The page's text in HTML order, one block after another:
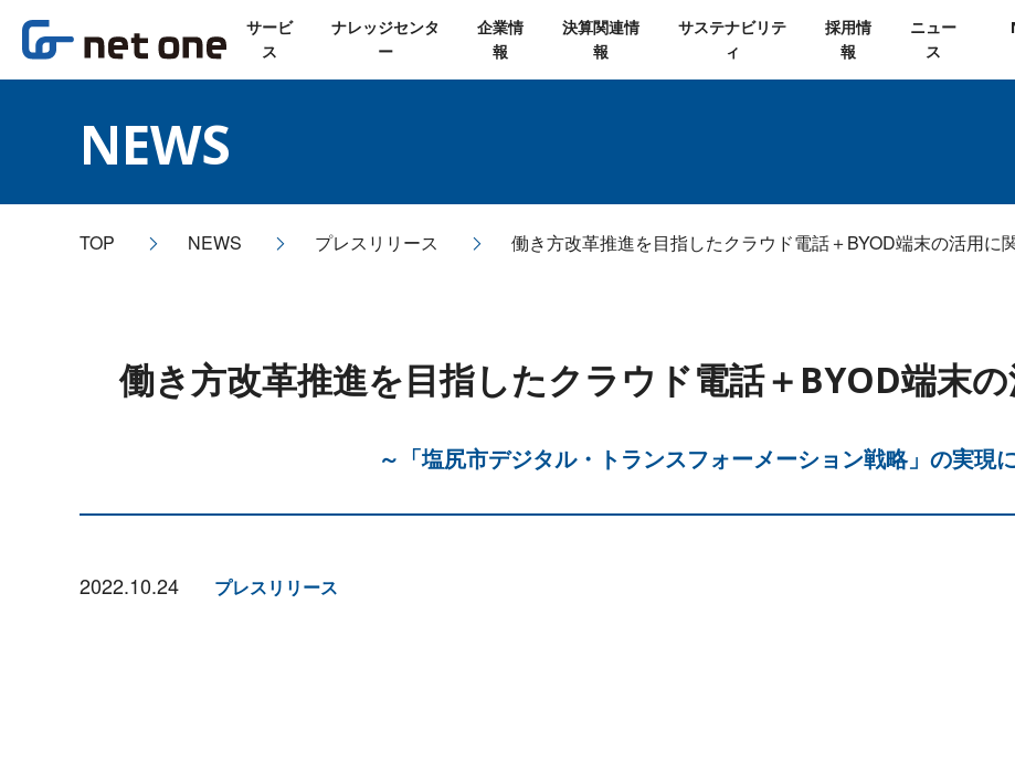
サービ
ス
ナレッジセンタ
ー
企業情
報
決算関連情
報
サステナビリテ
ィ
採用情
報
ニュー
ス
NEWS
TOP NEWS プレスリリース 働き方改革推進を目指したクラウド電話＋BYOD端末の活用に
働き方改革推進を目指したクラウド電話＋BYOD端末
～「塩尻市デジタル・トランスフォーメーション戦略」の実現
2022.10.24 プレスリリース